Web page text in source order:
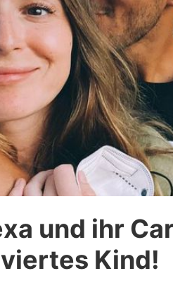
Alle
und ihr
Kind!